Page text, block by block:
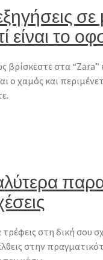
σε
είναι το
βρίσκεστε στα
ο χαμός και
στη δική σου
στην